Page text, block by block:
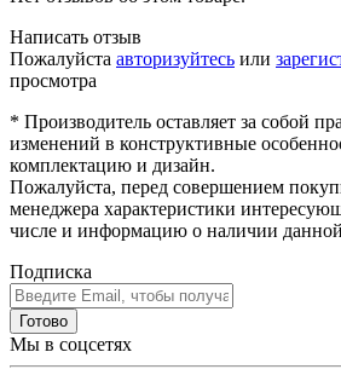
Написать отзыв
Пожалуйста авторизуйтесь или
просмотра
* Производитель оставляет за собой
изменений в конструктивные
комплектацию и дизайн.
Пожалуйста, перед совершением
менеджера характеристики
числе и информацию о наличии
Подписка
Готово
Мы в соцсетях